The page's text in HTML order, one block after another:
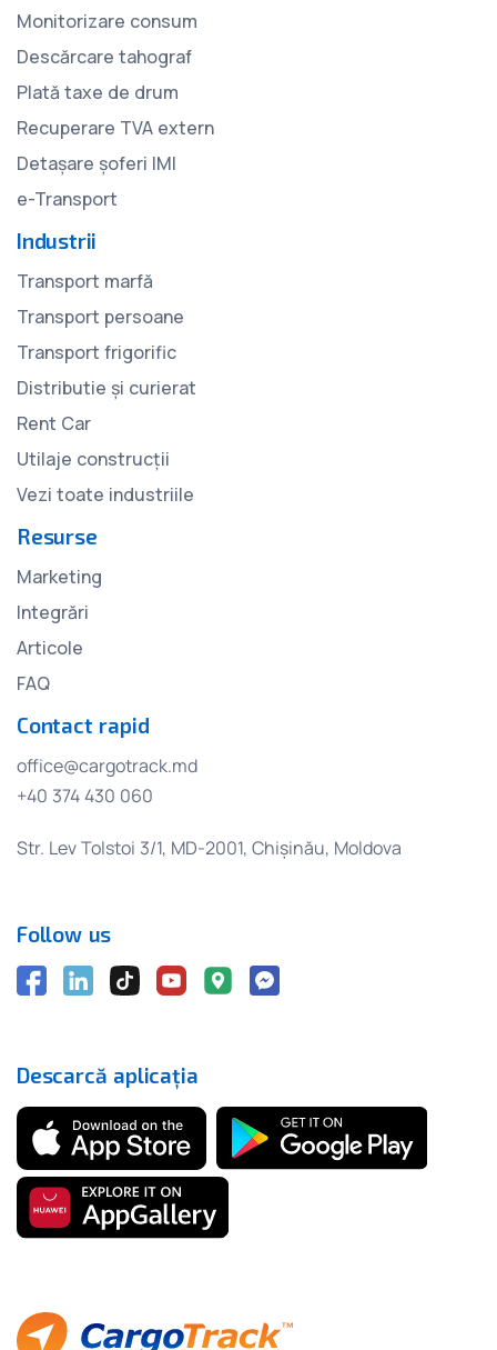
Monitorizare consum
Descărcare tahograf
Plată taxe de drum
Recuperare TVA extern
Detașare șoferi IMI
e-Transport
Industrii
Transport marfă
Transport persoane
Transport frigorific
Distributie și curierat
Rent Car
Utilaje construcții
Vezi toate industriile
Resurse
Marketing
Integrări
Articole
FAQ
Contact rapid
office@cargotrack.md
+40 374 430 060
Str. Lev Tolstoi 3/1, MD-2001, Chișinău, Moldova
Follow us
Descarcă aplicația